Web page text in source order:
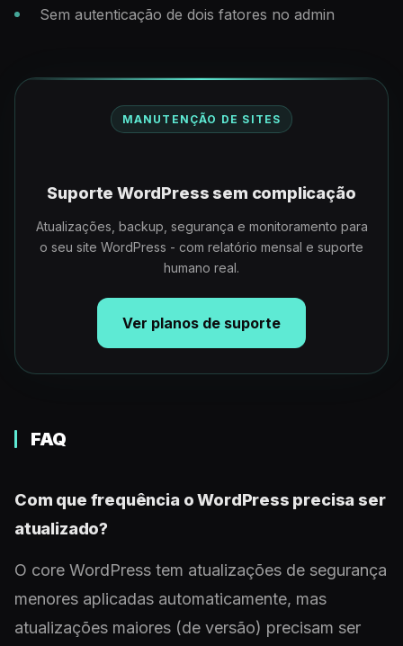
Sem autenticação de dois fatores no admin
MANUTENÇÃO DE SITES
Suporte WordPress sem complicação
Atualizações, backup, segurança e monitoramento para
o seu site WordPress - com relatório mensal e suporte
humano real.
Ver planos de suporte
FAQ
Com que frequência o WordPress precisa ser
atualizado?
O core WordPress tem atualizações de segurança
menores aplicadas automaticamente, mas
atualizações maiores (de versão) precisam ser